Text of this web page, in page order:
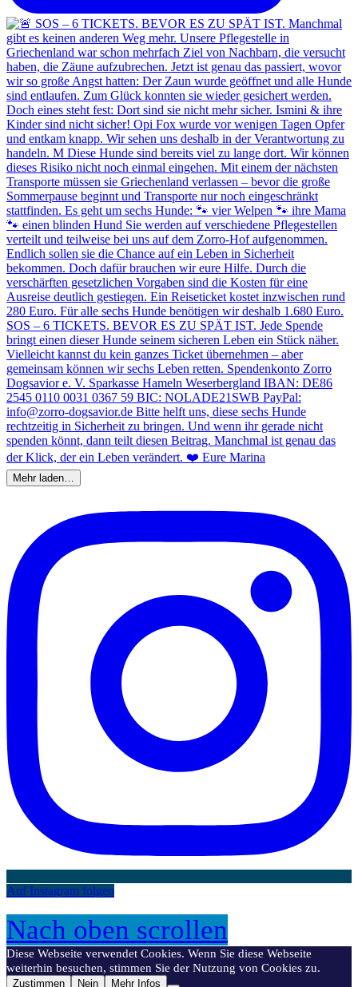
Mehr laden…
Auf Instagram folgen
Nach oben scrollen
Diese Webseite verwendet Cookies. Wenn Sie diese Webseite
weiterhin besuchen, stimmen Sie der Nutzung von Cookies zu.
Zustimmen Nein Mehr Infos